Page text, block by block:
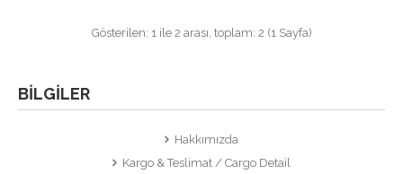
Gösterilen: 1 ile 2 arası, toplam: 2 (1 Sayfa)
BILGILER
Hakkımızda
Kargo & Teslimat / Cargo Detail